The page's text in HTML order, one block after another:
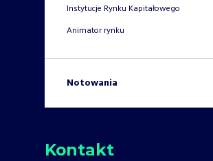
Instytucje Rynku Kapitałowego
Animator rynku
Notowania
Kontakt